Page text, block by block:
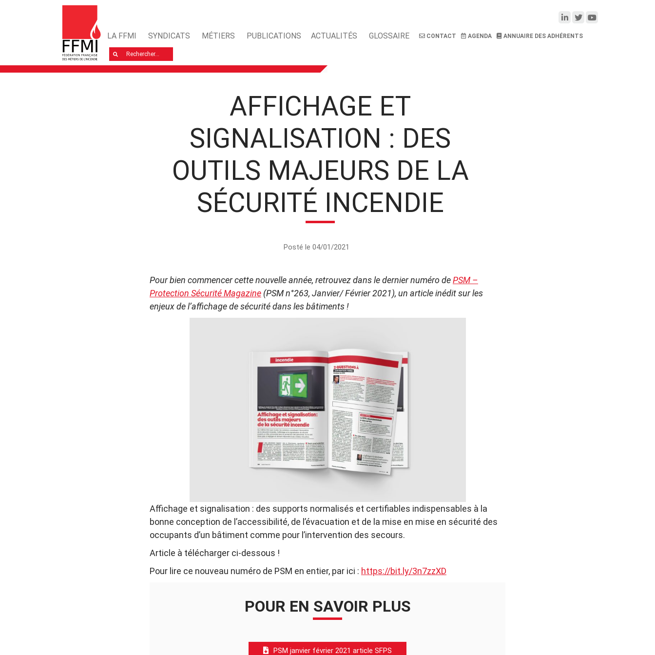
LA FFMI SYNDICATS MÉTIERS PUBLICATIONS ACTUALITÉS GLOSSAIRE CONTACT AGENDA ANNUAIRE DES ADHÉRENTS
Rechercher
AFFICHAGE ET
SIGNALISATION : DES
OUTILS MAJEURS DE LA
SÉCURITÉ INCENDIE
Posté le 04/01/2021
Pour bien commencer cette nouvelle année, retrouvez dans le dernier numéro dePSM –
Protection Sécurité Magazine (PSM n°263, Janvier/ Février 2021), un article inédit sur les
enjeux de l’affichage de sécurité dans les bâtiments !
Affichage et signalisation : des supports normalisés et certifiables indispensables à la
bonne conception de l’accessibilité, de l’évacuation et de la mise en mise en sécurité des
occupants d’un bâtiment comme pour l’intervention des secours.
Article à télécharger ci-dessous !
Pour lire ce nouveau numéro de PSM en entier, par ici : https://bit.ly/3n7zzXD
POUR EN SAVOIR PLUS
PSM janvier février 2021 article SFPS